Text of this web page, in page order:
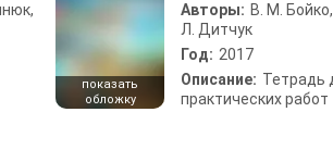
показать
обложку
Авторы: В. М. Бойко,
Л. Дитчук
Год: 2017
Описание: Тетрадь
практических работ